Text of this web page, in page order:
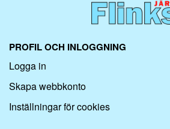
PROFIL OCH INLOGGNING
Logga in
Skapa webbkonto
Inställningar för cookies